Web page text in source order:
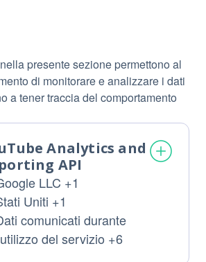
presente sezione permettono al
di monitorare e analizzare i dati
a tener traccia del comportamento
Analytics and
API
LLC +1
Uniti +1
comunicati durante
del servizio +6